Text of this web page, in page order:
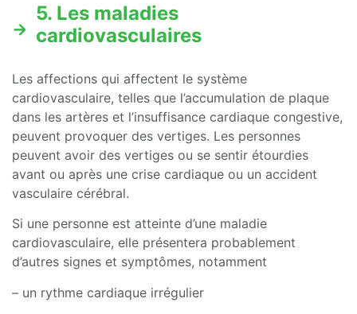
5. Les maladies
cardiovasculaires
Les affections qui affectent le système
cardiovasculaire, telles que l’accumulation de plaque
dans les artères et l’insuffisance cardiaque congestive,
peuvent provoquer des vertiges. Les personnes
peuvent avoir des vertiges ou se sentir étourdies
avant ou après une crise cardiaque ou un accident
vasculaire cérébral.
Si une personne est atteinte d’une maladie
cardiovasculaire, elle présentera probablement
d’autres signes et symptômes, notamment
– un rythme cardiaque irrégulier